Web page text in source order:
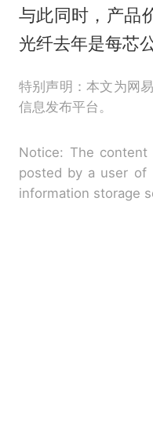
与此同时，产品
光纤去年是每芯
特别声明：本文为网
信息发布平台。
Notice: The
posted by a user of
information storage